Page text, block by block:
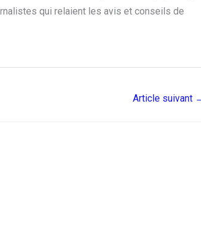
qui relaient les avis et conseils de
Article suivant